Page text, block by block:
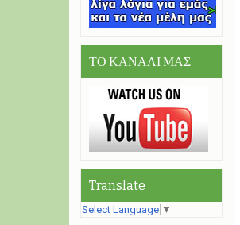
ΤΟ ΚΑΝΑΛΙ ΜΑΣ
Translate
Select Language ▼